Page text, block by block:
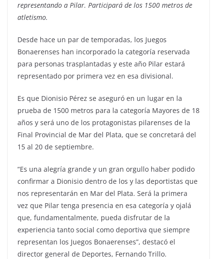
representando a Pilar. Participará de los 1500 metros de
atletismo.
Desde hace un par de temporadas, los Juegos
Bonaerenses han incorporado la categoría reservada
para personas trasplantadas y este año Pilar estará
representado por primera vez en esa divisional.
Es que Dionisio Pérez se aseguró en un lugar en la
prueba de 1500 metros para la categoría Mayores de 18
años y será uno de los protagonistas pilarenses de la
Final Provincial de Mar del Plata, que se concretará del
15 al 20 de septiembre.
“Es una alegría grande y un gran orgullo haber podido
confirmar a Dionisio dentro de los y las deportistas que
nos representarán en Mar del Plata. Será la primera
vez que Pilar tenga presencia en esa categoría y ojalá
que, fundamentalmente, pueda disfrutar de la
experiencia tanto social como deportiva que siempre
representan los Juegos Bonaerenses”, destacó el
director general de Deportes, Fernando Trillo.